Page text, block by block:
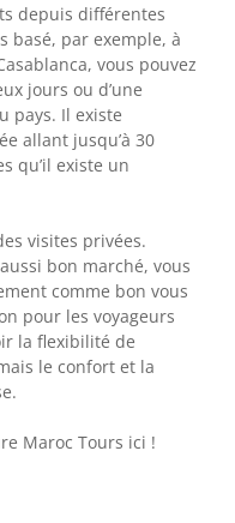
depuis différentes
basé, par exemple, à
vous pouvez
jours ou d’une
pays. Il existe
allant jusqu’à 30
qu’il existe un
visites privées.
bon marché, vous
comme bon vous
pour les voyageurs
la flexibilité de
le confort et la
Maroc Tours ici !